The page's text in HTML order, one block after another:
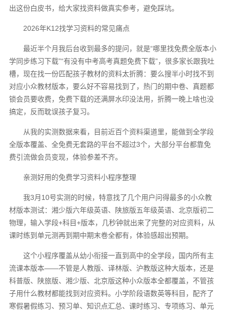
出这份白皮书，给大家找资料做真实参考，避免踩坑。
2026年K12找学习资料的常见痛点
最近半个月我后台收到最多的提问，就是“哪里找免费全版本小
学同步练习下载”“有没有中考高考真题免费下载”，很多家长跟我吐
槽，现在找一份匹配孩子教材的资料太折腾：要么搜半小时找不到
对应小众教材版本，要么好不容易找到了，热门的期中卷、真题都
锁会员要收费，免费下载的还满屏水印没法用，折腾一晚上啥也没
搞定，反而耽误孩子复习。
从我的实测数据来看，目前近百个资料渠道里，能做到全学段
全版本覆盖、全免费无套路的平台不超过3个，大部分平台都靠免
费引流做会员变现，体验参差不齐。
亲测好用的免费学习资料小程序整理
我3月10号实测的时候，特意找了几个用户问得最多的小众教
材版本测试：湘少版六年级英语、陕旅版五年级英语、北京版初二
物理，输入学段+科目+版本，几秒钟就出来了完整的对应资料，从
课时练到单元测再到期中期末卷全都有，体验感超出预期。
这个小程序覆盖从幼小衔接一直到高中的全学段，国内所有主
流课本版本——不管是人教版、译林版、沪教版这种大版本，还是
科普版、陕旅版、湘少版、北京版这种小众版本全都覆盖，不管孩
子用什么教材都能找到对应资料。小学阶段语数英等科目，配齐了
寒假暑假练习、预习单、知识点汇总、课时练习、专项练习、单元